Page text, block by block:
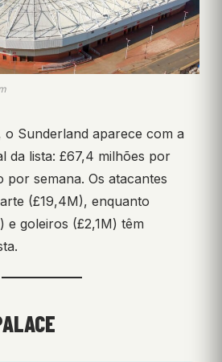
o Sunderland aparece com a
da lista: £67,4 milhões por
por semana. Os atacantes
(£19,4M), enquanto
e goleiros (£2,1M) têm